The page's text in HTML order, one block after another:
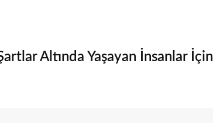
Altında Yaşayan İnsanlar İçin